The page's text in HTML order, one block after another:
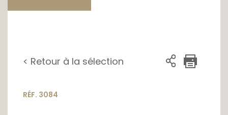
< Retour à la sélection
RÉF. 3084